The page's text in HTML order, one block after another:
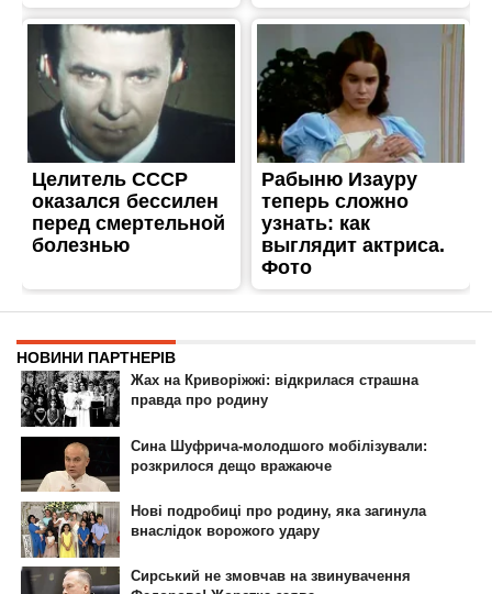
ГОЛОВНА РЕКЛАМА НА САЙТІ
© 2007-2022 Інформатор - Національне інтернет-видання.
При повному або частковому використанні матеріалів сайту посилання
на сайт інтернет-виданняnikopol.informator.uaяк джерело
інформації є обов'язковим.